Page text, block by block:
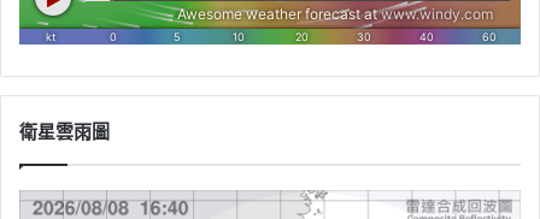
衛星雲雨圖